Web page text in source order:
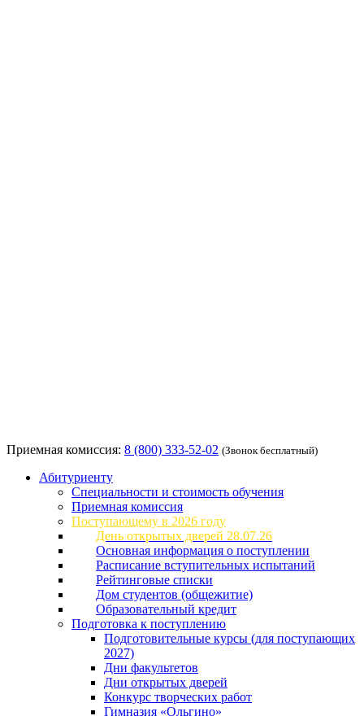
Приемная комиссия: 8 (800) 333-52-02 (Звонок бесплатный)
Абитуриенту
Специальности и стоимость обучения
Приемная комиссия
Поступающему в 2026 году
День открытых дверей 28.07.26
Основная информация о поступлении
Расписание вступительных испытаний
Рейтинговые списки
Дом студентов (общежитие)
Образовательный кредит
Подготовка к поступлению
Подготовительные курсы (для поступающих
2027)
Дни факультетов
Дни открытых дверей
Конкурс творческих работ
Гимназия «Ольгино»